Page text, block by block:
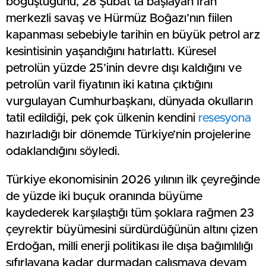
merkezli savaş ve Hürmüz Boğazı’nın fiilen
kapanması sebebiyle tarihin en büyük petrol arz
kesintisinin yaşandığını hatırlattı. Küresel
petrolün yüzde 25’inin devre dışı kaldığını ve
petrolün varil fiyatının iki katına çıktığını
vurgulayan Cumhurbaşkanı, dünyada okulların
tatil edildiği, pek çok ülkenin kendini resesyona
hazırladığı bir dönemde Türkiye’nin projelerine
odaklandığını söyledi.
Türkiye ekonomisinin 2026 yılının ilk çeyreğinde
de yüzde iki buçuk oranında büyüme
kaydederek karşılaştığı tüm şoklara rağmen 23
çeyrektir büyümesini sürdürdüğünün altını çizen
Erdoğan, milli enerji politikası ile dışa bağımlılığı
sıfırlayana kadar durmadan çalışmaya devam